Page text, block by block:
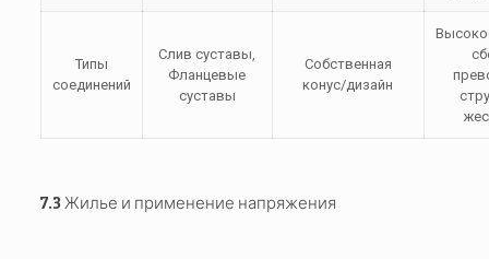
Типы
соединений
Слив суставы,
Фланцевые
суставы
Собственная
конус/дизайн
7.3 Жилье и применение напряжения